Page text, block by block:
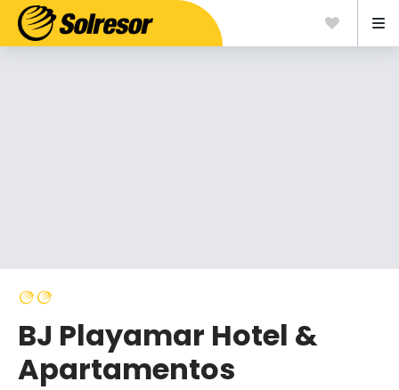
BJ Playamar Hotel &
Apartamentos